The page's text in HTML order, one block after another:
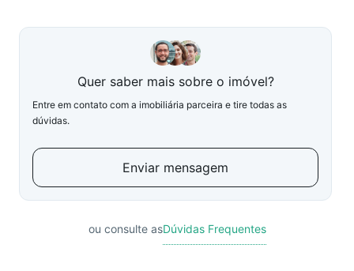
Quer saber mais sobre o imóvel?
Entre em contato com a imobiliária parceira e tire todas as
dúvidas.
Enviar mensagem
ou consulte asDúvidas Frequentes